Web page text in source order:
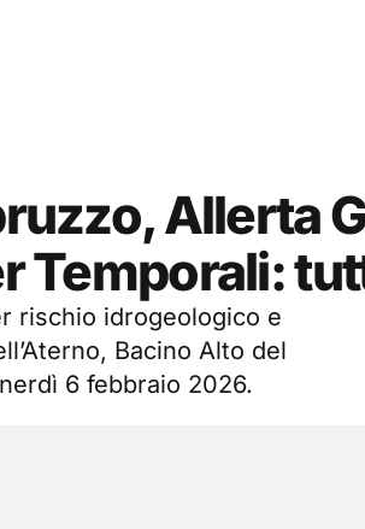
Allerta
Temporali:
rischio idrogeologico e
Bacino Alto del
6 febbraio 2026.